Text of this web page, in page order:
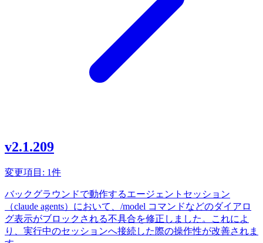
v2.1.209
変更項目: 1件
バックグラウンドで動作するエージェントセッション
（claude agents）において、/model コマンドなどのダイアロ
グ表示がブロックされる不具合を修正しました。これによ
り、実行中のセッションへ接続した際の操作性が改善されま